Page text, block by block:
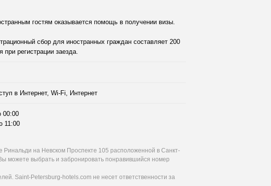
гостям оказывается помощь в получении визы.
сбор для иностранных граждан составляет 200
при регистрации заезда.
в Интернет, Wi-Fi, Интернет
00:00
11:00
на Невском Проспекте 105 расположенной в Санкт-
можете выбрать и забронировать понравившийся номер
Saint-Petersburg-hotels.com не несет ответственности за